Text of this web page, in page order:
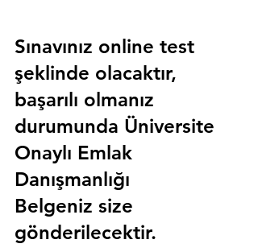
Sınavınız online test
şeklinde olacaktır,
başarılı olmanız
durumunda Üniversite
Onaylı Emlak
Danışmanlığı
Belgeniz size
gönderilecektir.